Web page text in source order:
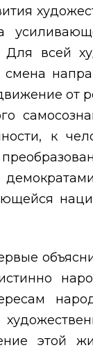
всей
смена
от
к
этой